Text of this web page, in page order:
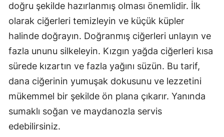
doğru şekilde hazırlanmış olması önemlidir. İlk
olarak ciğerleri temizleyin ve küçük küpler
halinde doğrayın. Doğranmış ciğerleri unlayın ve
fazla ununu silkeleyin. Kızgın yağda ciğerleri kısa
sürede kızartın ve fazla yağını süzün. Bu tarif,
dana ciğerinin yumuşak dokusunu ve lezzetini
mükemmel bir şekilde ön plana çıkarır. Yanında
sumaklı soğan ve maydanozla servis
edebilirsiniz.